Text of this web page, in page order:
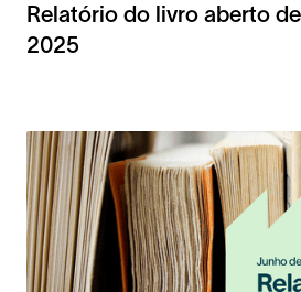
Relatório do livro aberto
2025